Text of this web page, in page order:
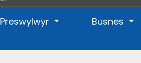
Preswylwyr Busnes